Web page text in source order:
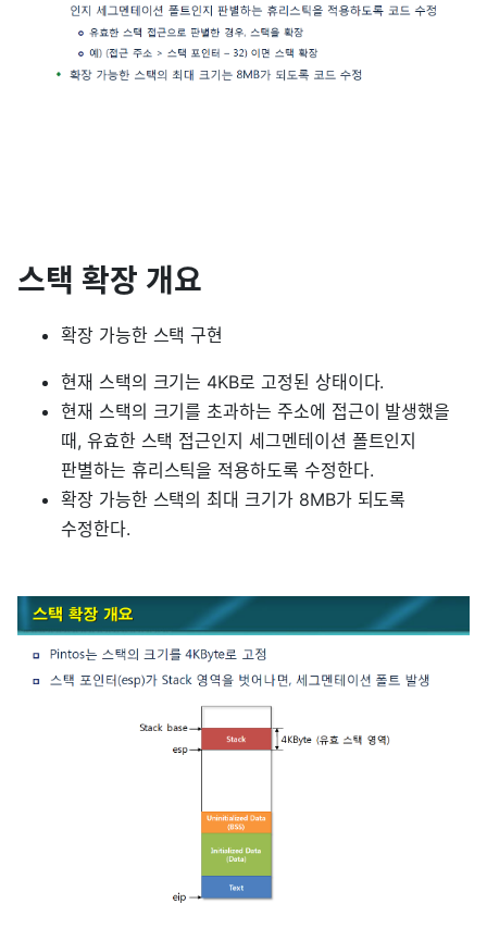
스택 확장 개요
확장 가능한 스택 구현
현재 스택의 크기는 4KB로 고정된 상태이다.
현재 스택의 크기를 초과하는 주소에 접근이 발생했을
때, 유효한 스택 접근인지 세그멘테이션 폴트인지
판별하는 휴리스틱을 적용하도록 수정한다.
확장 가능한 스택의 최대 크기가 8MB가 되도록
수정한다.